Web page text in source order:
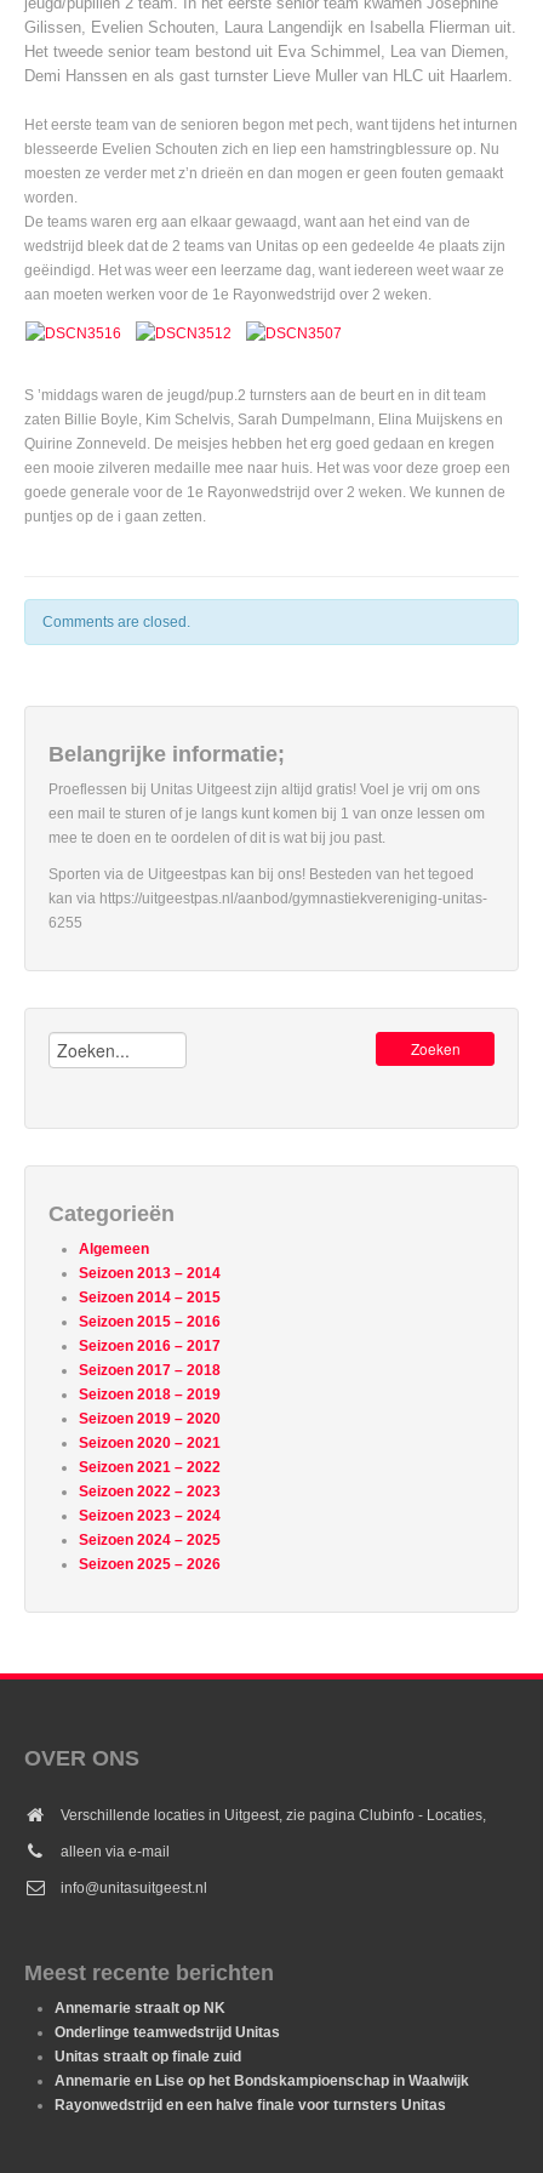
Gilissen, Evelien Schouten, Laura Langendijk en Isabella Flierman uit.
Het tweede senior team bestond uit Eva Schimmel, Lea van Diemen,
Demi Hanssen en als gast turnster Lieve Muller van HLC uit Haarlem.
Het eerste team van de senioren begon met pech, want tijdens het inturnen
blesseerde Evelien Schouten zich en liep een hamstringblessure op. Nu
moesten ze verder met z’n drieën en dan mogen er geen fouten gemaakt
worden.
De teams waren erg aan elkaar gewaagd, want aan het eind van de
wedstrijd bleek dat de 2 teams van Unitas op een gedeelde 4e plaats zijn
geëindigd. Het was weer een leerzame dag, want iedereen weet waar ze
aan moeten werken voor de 1e Rayonwedstrijd over 2 weken.
S ’middags waren de jeugd/pup.2 turnsters aan de beurt en in dit team
zaten Billie Boyle, Kim Schelvis, Sarah Dumpelmann, Elina Muijskens en
Quirine Zonneveld. De meisjes hebben het erg goed gedaan en kregen
een mooie zilveren medaille mee naar huis. Het was voor deze groep een
goede generale voor de 1e Rayonwedstrijd over 2 weken. We kunnen de
puntjes op de i gaan zetten.
Comments are closed.
Belangrijke informatie;
Proeflessen bij Unitas Uitgeest zijn altijd gratis! Voel je vrij om ons
een mail te sturen of je langs kunt komen bij 1 van onze lessen om
mee te doen en te oordelen of dit is wat bij jou past.
Sporten via de Uitgeestpas kan bij ons! Besteden van het tegoed
kan via https://uitgeestpas.nl/aanbod/gymnastiekvereniging-unitas-
6255
Zoeken:
Categorieën
Algemeen
Seizoen 2013 – 2014
Seizoen 2014 – 2015
Seizoen 2015 – 2016
Seizoen 2016 – 2017
Seizoen 2017 – 2018
Seizoen 2018 – 2019
Seizoen 2019 – 2020
Seizoen 2020 – 2021
Seizoen 2021 – 2022
Seizoen 2022 – 2023
Seizoen 2023 – 2024
Seizoen 2024 – 2025
Seizoen 2025 – 2026
OVER ONS
Verschillende locaties in Uitgeest, zie pagina Clubinfo - Locaties,
alleen via e-mail
info@unitasuitgeest.nl
Meest recente berichten
Annemarie straalt op NK
Onderlinge teamwedstrijd Unitas
Unitas straalt op finale zuid
Annemarie en Lise op het Bondskampioenschap in Waalwijk
Rayonwedstrijd en een halve finale voor turnsters Unitas